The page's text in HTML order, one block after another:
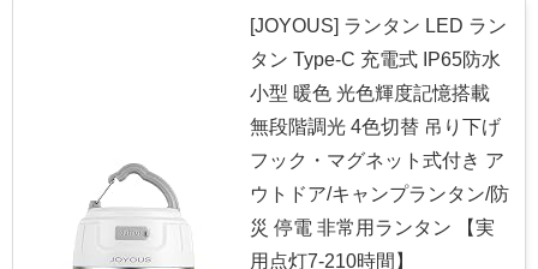
[JOYOUS] ランタン LED ラン
タン Type-C 充電式 IP65防水
小型 暖色 光色輝度記憶搭載
無段階調光 4色切替 吊り下げ
フック・マグネット式付き ア
ウトドア/キャンプランタン/防
災 停電 非常用ランタン 【実
用点灯7-210時間】